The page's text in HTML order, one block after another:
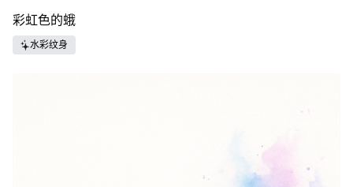
彩虹色的蛾
水彩纹身